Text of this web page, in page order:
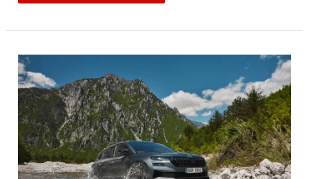
Škoda
mění
plány:
Karoq
dostane
novou
generaci
na
základech
Kodiaqu